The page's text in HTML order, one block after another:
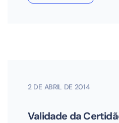
2 DE ABRIL DE 2014
Validade da